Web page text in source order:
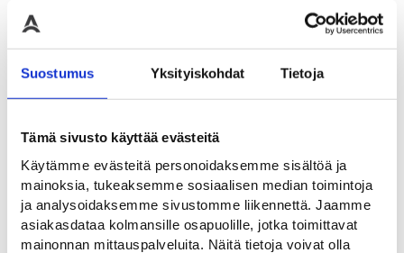
Suostumus Yksityiskohdat Tietoja
Tämä sivusto käyttää evästeitä
Käytämme evästeitä personoidaksemme sisältöä ja
mainoksia, tukeaksemme sosiaalisen median toimintoja
ja analysoidaksemme sivustomme liikennettä. Jaamme
asiakasdataa kolmansille osapuolille, jotka toimittavat
mainonnan mittauspalveluita. Näitä tietoja voivat olla
vihreä 230VAC
La Semaforica Starled2 LED
valo + Zir 1-osainen
liikennevalokaluste
270,00€
punainen-valkoinen 10-
30VDC
La Semaforica Starled2 LED
valot + Zir 2-osainen
liikennevalokaluste
480,00 €